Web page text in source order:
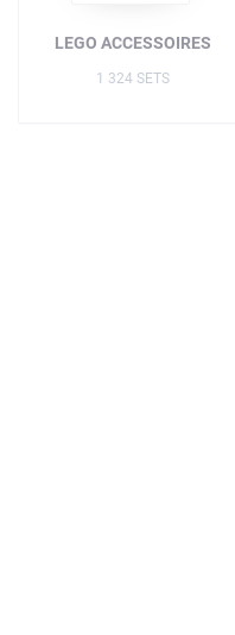
LEGO ACCESSOIRES
1 324 SETS